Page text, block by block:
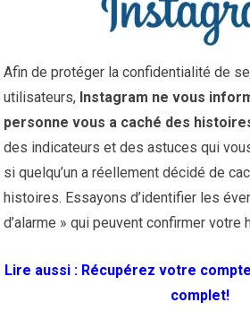
Afin de protéger la confidentialité de
utilisateurs, Instagram ne vous
personne vous a caché des
des indicateurs et des astuces qui
si quelqu’un a réellement décidé de
histoires. Essayons d’identifier les
d’alarme » qui peuvent confirmer votre
Lire aussi : Récupérez votre
complet!